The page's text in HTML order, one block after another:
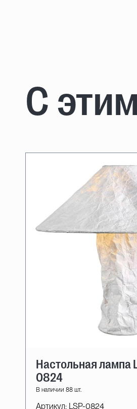
С
Настольная лампа
0824
В наличии 88 шт.
Артикул: LSP-0824